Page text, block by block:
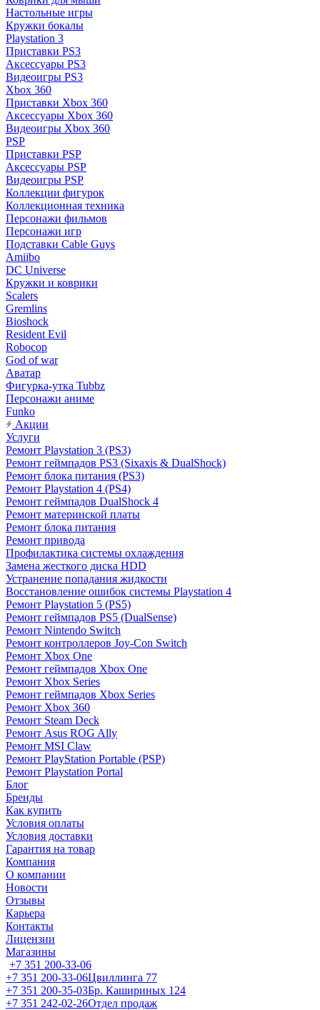
Настольные игры
Кружки бокалы
Playstation 3
Приставки PS3
Аксессуары PS3
Видеоигры PS3
Xbox 360
Приставки Xbox 360
Аксессуары Xbox 360
Видеоигры Xbox 360
PSP
Приставки PSP
Аксессуары PSP
Видеоигры PSP
Коллекции фигурок
Коллекционная техника
Персонажи фильмов
Персонажи игр
Подставки Cable Guys
Amiibo
DC Universe
Кружки и коврики
Scalers
Gremlins
Bioshock
Resident Evil
Robocop
God of war
Аватар
Фигурка-утка Tubbz
Персонажи аниме
Funko
Акции
Услуги
Ремонт Playstation 3 (PS3)
Ремонт геймпадов PS3 (Sixaxis & DualShock)
Ремонт блока питания (PS3)
Ремонт Playstation 4 (PS4)
Ремонт геймпадов DualShock 4
Ремонт материнской платы
Ремонт блока питания
Ремонт привода
Профилактика системы охлаждения
Замена жесткого диска HDD
Устранение попадания жидкости
Восстановление ошибок системы Playstation 4
Ремонт Playstation 5 (PS5)
Ремонт геймпадов PS5 (DualSense)
Ремонт Nintendo Switch
Ремонт контроллеров Joy-Con Switch
Ремонт Xbox One
Ремонт геймпадов Xbox One
Ремонт Xbox Series
Ремонт геймпадов Xbox Series
Ремонт Xbox 360
Ремонт Steam Deck
Ремонт Asus ROG Ally
Ремонт MSI Claw
Ремонт PlayStation Portable (PSP)
Ремонт Playstation Portal
Блог
Бренды
Как купить
Условия оплаты
Условия доставки
Гарантия на товар
Компания
О компании
Новости
Отзывы
Карьера
Контакты
Лицензии
Магазины
+7 351 200-33-06
+7 351 200-33-06Цвиллинга 77
+7 351 200-35-03Бр. Кашириных 124
+7 351 242-02-26Отдел продаж